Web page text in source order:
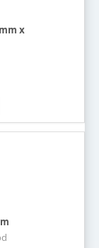
x